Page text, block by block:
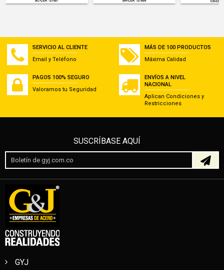
SERVICIO AL CLIENTE
Email y Teléfono
MÁS DE 100 PRODUCTOS
Máxima Calidad
PAGOS 100% SEGURO
Valoramos tu Seguridad
ENVÍOS A NIVEL
NACIONAL
Aplican Condiciones y
Restricciones
SUSCRÍBASE AQUÍ
GYJ